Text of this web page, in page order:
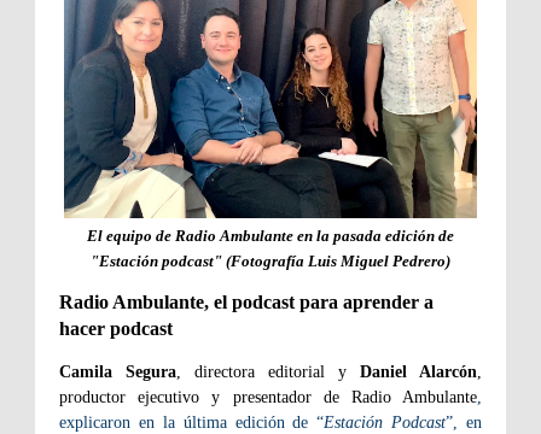
El equipo de Radio Ambulante en la pasada edición de
"Estación podcast" (Fotografía Luis Miguel Pedrero)
Radio Ambulante, el podcast para aprender a
hacer podcast
Camila Segura, directora editorial y Daniel Alarcón,
productor ejecutivo y presentador de Radio Ambulante,
explicaron en la última edición de “Estación Podcast”, en